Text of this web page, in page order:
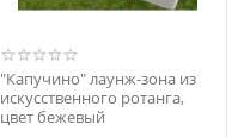
"Капучино" лаунж-зона из
искусственного ротанга,
цвет бежевый